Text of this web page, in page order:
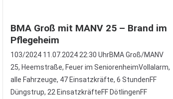
BMA Groß mit MANV 25 – Brand im
Pflegeheim
103/2024 11.07.2024 22:30 UhrBMA Groß/MANV
25, Heemstraße, Feuer im SeniorenheimVollalarm,
alle Fahrzeuge, 47 Einsatzkräfte, 6 StundenFF
Düngstrup, 22 EinsatzkräfteFF DötlingenFF